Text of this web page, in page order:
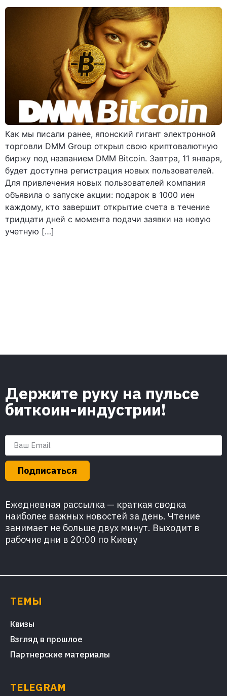
Как мы писали ранее, японский гигант электронной
торговли DMM Group открыл свою криптовалютную
биржу под названием DMM Bitcoin. Завтра, 11 января,
будет доступна регистрация новых пользователей.
Для привлечения новых пользователей компания
объявила о запуске акции: подарок в 1000 иен
каждому, кто завершит открытие счета в течение
тридцати дней с момента подачи заявки на новую
учетную […]
Держите руку на пульсе
биткоин-индустрии!
Подписаться
Ежедневная рассылка — краткая сводка
наиболее важных новостей за день. Чтение
занимает не больше двух минут. Выходит в
рабочие дни в 20:00 по Киеву
ТЕМЫ
Квизы
Взгляд в прошлое
Партнерские материалы
TELEGRAM